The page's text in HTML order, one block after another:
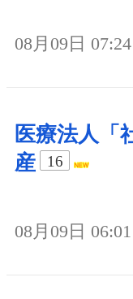
08月09日 07:24
医療法人「
産
16
08月09日 06:01